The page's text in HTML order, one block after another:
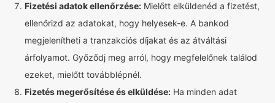
Fizetési adatok ellenőrzése: Mielőtt elküldenéd a fizetést,
ellenőrizd az adatokat, hogy helyesek-e. A bankod
megjelenítheti a tranzakciós díjakat és az átváltási
árfolyamot. Győződj meg arról, hogy megfelelőnek találod
ezeket, mielőtt továbblépnél.
Fizetés megerősítése és elküldése: Ha minden adat